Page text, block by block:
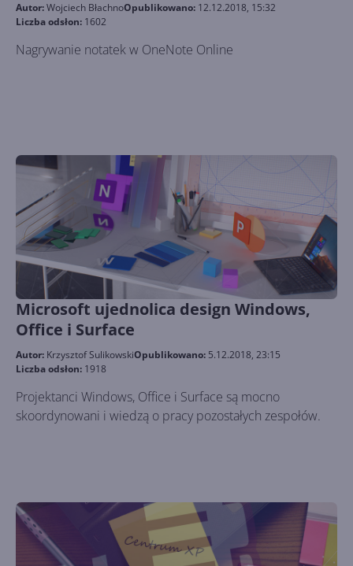
Autor:Wojciech BłachnoOpublikowano: 12.12.2018, 15:32
Liczba odsłon: 1602
Nagrywanie notatek w OneNote Online
Microsoft ujednolica design Windows,
Office i Surface
Autor: Krzysztof SulikowskiOpublikowano: 5.12.2018, 23:15
Liczba odsłon: 1918
Projektanci Windows, Office i Surface są mocno
skoordynowani i wiedzą o pracy pozostałych zespołów.